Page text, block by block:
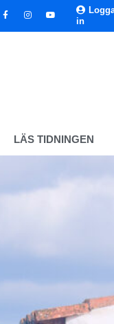
in
LÄS TIDNINGEN